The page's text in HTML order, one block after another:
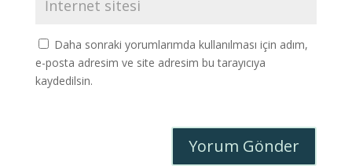
Daha sonraki yorumlarımda kullanılması için adım,
e-posta adresim ve site adresim bu tarayıcıya
kaydedilsin.